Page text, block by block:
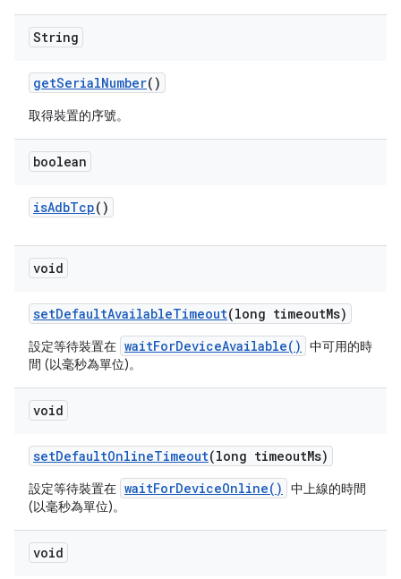
String
getSerialNumber()
取得裝置的序號。
boolean
isAdbTcp()
void
setDefaultAvailableTimeout(long timeoutMs)
設定等待裝置在 waitForDeviceAvailable()
中可用的時
間 (以毫秒為單位)。
void
setDefaultOnlineTimeout(long timeoutMs)
設定等待裝置在 waitForDeviceOnline()
中上線的時間
(以毫秒為單位)。
void